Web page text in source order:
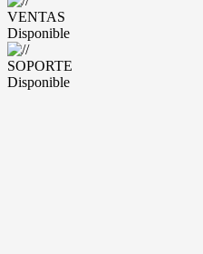
VENTAS
Disponible
SOPORTE
Disponible